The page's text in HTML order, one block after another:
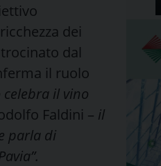
dei
dal
il ruolo
celebra il vino
Faldini – il
parla di